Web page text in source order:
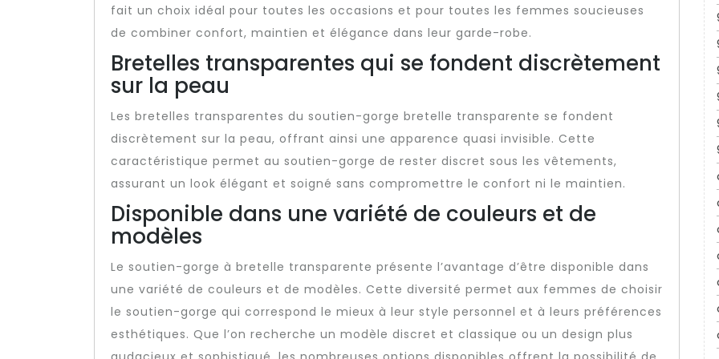
fait un choix idéal pour toutes les occasions et pour toutes les femmes soucieuses
de combiner confort, maintien et élégance dans leur garde-robe.
Bretelles transparentes qui se fondent discrètement
sur la peau
Les bretelles transparentes du soutien-gorge bretelle transparente se fondent
discrètement sur la peau, offrant ainsi une apparence quasi invisible. Cette
caractéristique permet au soutien-gorge de rester discret sous les vêtements,
assurant un look élégant et soigné sans compromettre le confort ni le maintien.
Disponible dans une variété de couleurs et de
modèles
Le soutien-gorge à bretelle transparente présente l’avantage d’être disponible dans
une variété de couleurs et de modèles. Cette diversité permet aux femmes de choisir
le soutien-gorge qui correspond le mieux à leur style personnel et à leurs préférences
esthétiques. Que l’on recherche un modèle discret et classique ou un design plus